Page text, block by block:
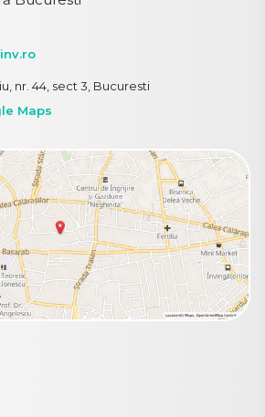
nr. 44, sect 3, Bucuresti
Maps